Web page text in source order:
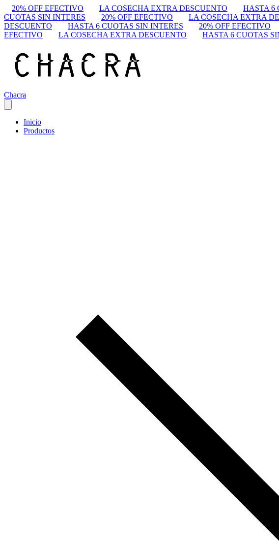
20% OFF EFECTIVO LA COSECHA EXTRA DESCUENTO HASTA 6
CUOTAS SIN INTERES
20% OFF EFECTIVO LA COSECHA EXTRA
DESCUENTO
HASTA 6 CUOTAS SIN INTERES 20% OFF EFECTIVO
EFECTIVO
LA COSECHA EXTRA DESCUENTO HASTA 6 CUOTAS
Chacra
Inicio
Productos